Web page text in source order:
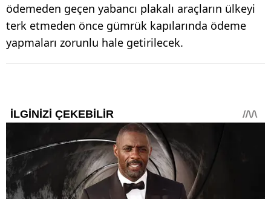
ödemeden geçen yabancı plakalı araçların ülkeyi
terk etmeden önce gümrük kapılarında ödeme
yapmaları zorunlu hale getirilecek.